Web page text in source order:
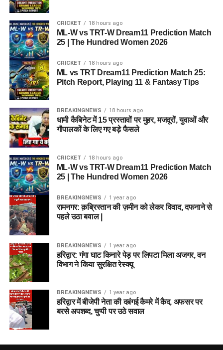
CRICKET 18 hours ago
ML-W vs TRT-W Dream11 Prediction Match
25 | The Hundred Women 2026
CRICKET 18 hours ago
ML vs TRT Dream11 Prediction Match 25:
Pitch Report, Playing 11 & Fantasy Tips
BREAKINGNEWS 18 hours ago
धामी कैबिनेट में 15 प्रस्तावों पर मुहर, मजदूरों, युवाओं और
गौपालकों के लिए गए बड़े फैसले
CRICKET 18 hours ago
ML-W vs TRT-W Dream11 Prediction Match
25 | The Hundred Women 2026
BREAKINGNEWS 1 year ago
रामनगर: क़ब्रिस्तान की ज़मीन को लेकर विवाद, दफनाने से
पहले उठा बवाल |
BREAKINGNEWS 1 year ago
हरिद्वार: गंगा घाट किनारे पेड़ पर लिपटा मिला अजगर, वन
विभाग ने किया सुरक्षित रेस्क्यू
BREAKINGNEWS 1 year ago
हरिद्वार में बीजेपी नेता की दबंगई कैमरे में कैद, अफसर पर
बरसे अपशब्द, चुप्पी पर उठे सवाल